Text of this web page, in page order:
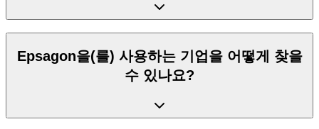
Epsagon을(를) 사용하는 기업을 어떻게 찾을
수 있나요?